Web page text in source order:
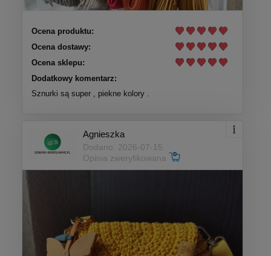
Ocena produktu:
Ocena dostawy:
Ocena sklepu:
Dodatkowy komentarz:
Sznurki są super , piekne kolory .
Agnieszka
Dodano: 2026-07-15
Opinia zweryfikowana